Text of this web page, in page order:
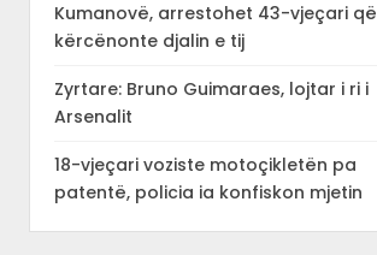
Kumanovë, arrestohet 43-vjeçari që
kërcënonte djalin e tij
Zyrtare: Bruno Guimaraes, lojtar i ri i
Arsenalit
18-vjeçari voziste motoçikletën pa
patentë, policia ia konfiskon mjetin